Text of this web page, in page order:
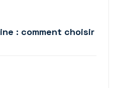
: comment choisir